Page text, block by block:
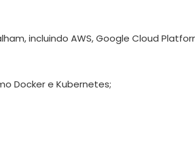
incluindo AWS, Google Cloud
Docker e Kubernetes;